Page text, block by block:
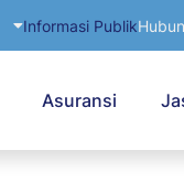
Informasi Publik
Asuransi